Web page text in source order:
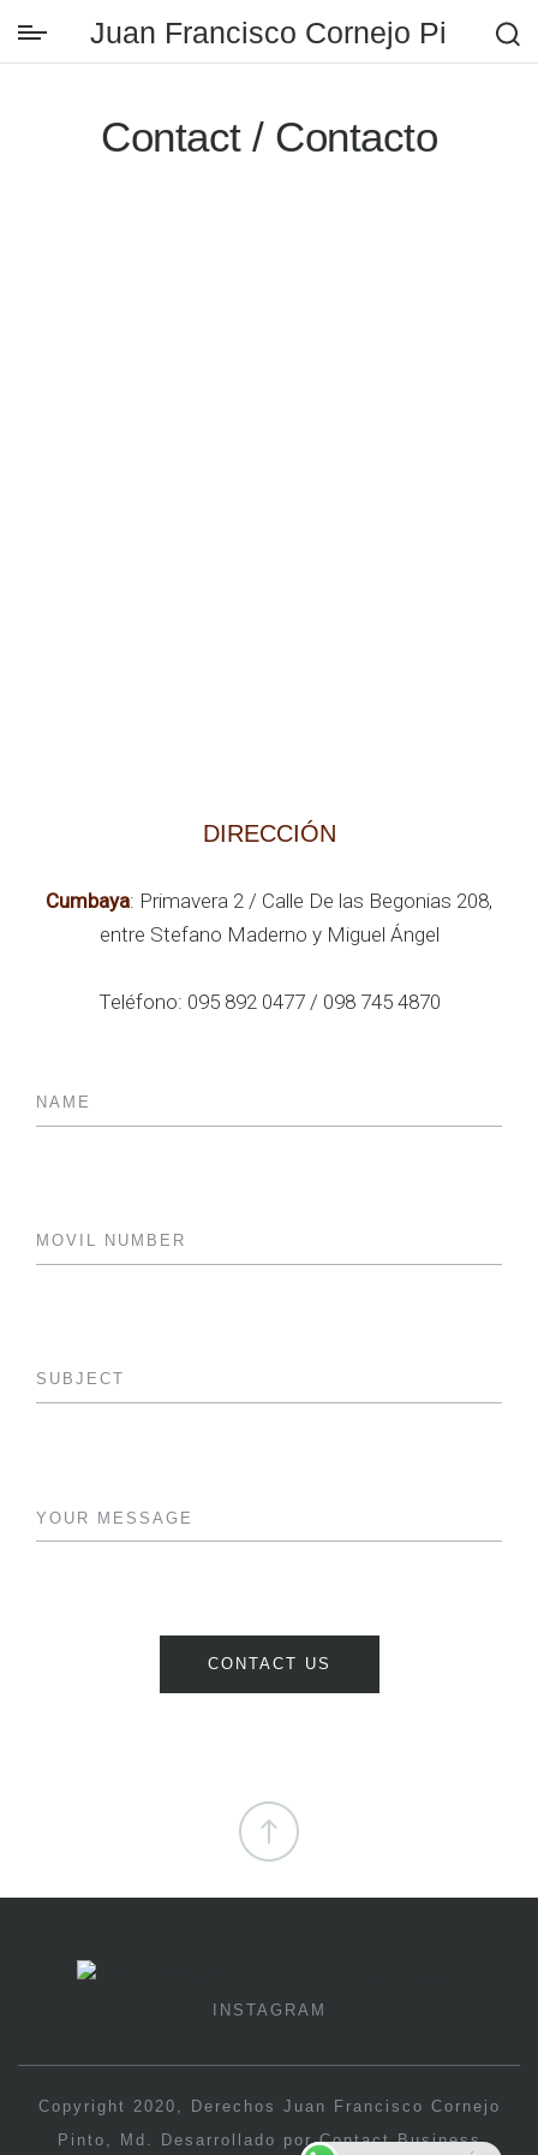
Juan Francisco Cornejo Pinto
Contact / Contacto
DIRECCIÓN
Cumbaya: Primavera 2 / Calle De las Begonias 208,
entre Stefano Maderno y Miguel Ángel
Teléfono: 095 892 0477 / 098 745 4870
INSTAGRAM
Copyright 2020, Derechos Juan Francisco Cornejo
Pinto, Md. Desarrollado por Contact Business